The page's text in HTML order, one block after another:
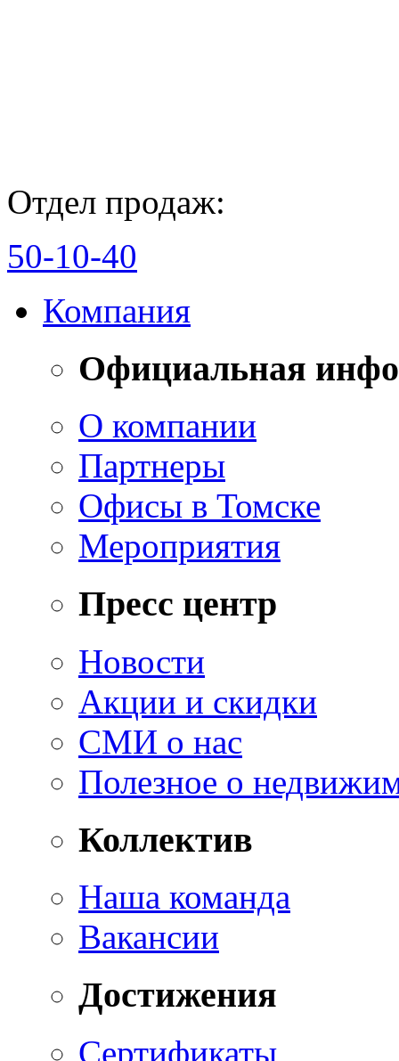
Отдел продаж:
50-10-40
Компания
Официальная
О компании
Партнеры
Офисы в Томске
Мероприятия
Пресс центр
Новости
Акции и скидки
СМИ о нас
Полезное о
Коллектив
Наша команда
Вакансии
Достижения
Сертификаты